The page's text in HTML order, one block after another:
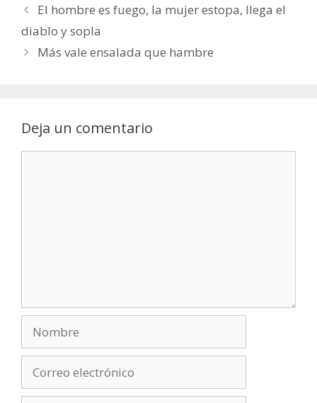
El hombre es fuego, la mujer estopa, llega el
diablo y sopla
Más vale ensalada que hambre
Deja un comentario
electrónico